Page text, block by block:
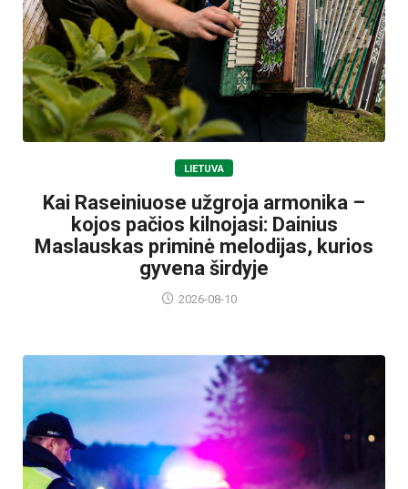
LIETUVA
Kai Raseiniuose užgroja armonika –
kojos pačios kilnojasi: Dainius
Maslauskas priminė melodijas, kurios
gyvena širdyje
2026-08-10